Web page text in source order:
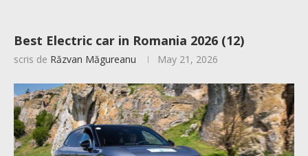
Best Electric car in Romania 2026 (12)
scris de Răzvan Măgureanu May 21, 2026